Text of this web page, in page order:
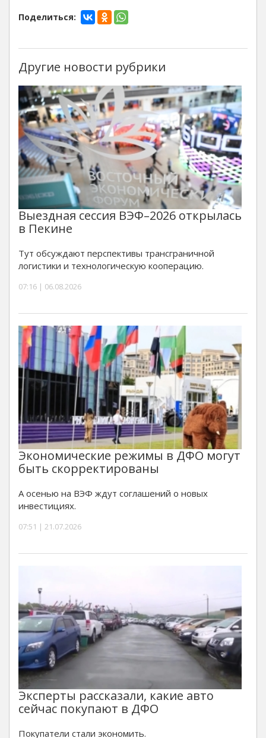
Поделиться:
Другие новости рубрики
Выездная сессия ВЭФ–2026 открылась
в Пекине
Тут обсуждают перспективы трансграничной
логистики и технологическую кооперацию.
07:16 | 06.08.2026
Экономические режимы в ДФО могут
быть скорректированы
А осенью на ВЭФ ждут соглашений о новых
инвестициях.
07:51 | 21.07.2026
Эксперты рассказали, какие авто
сейчас покупают в ДФО
Покупатели стали экономить.